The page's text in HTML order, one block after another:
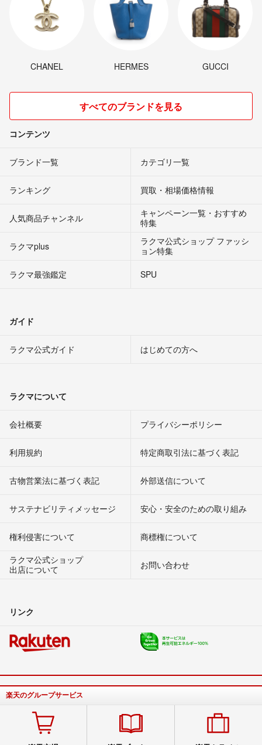
CHANEL HERMES GUCCI
すべてのブランドを見る
コンテンツ
ブランド一覧 カテゴリ一覧
ランキング 買取・相場価格情報
人気商品チャンネル
キャンペーン一覧・おすすめ
特集
ラクマplus
ラクマ公式ショップ ファッシ
ョン特集
ラクマ最強鑑定
SPU
ガイド
ラクマ公式ガイド はじめての方へ
ラクマについて
会社概要 プライバシーポリシー
利用規約 特定商取引法に基づく表記
古物営業法に基づく表記 外部送信について
サステナビリティメッセージ 安心・安全のための取り組み
権利侵害について
商標権について
ラクマ公式ショップ
出店について
お問い合わせ
リンク
楽天のグループサービス